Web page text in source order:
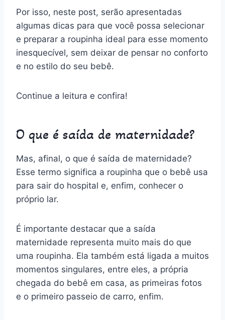
Por isso, neste post, serão apresentadas
algumas dicas para que você possa selecionar
e preparar a roupinha ideal para esse momento
inesquecível, sem deixar de pensar no conforto
e no estilo do seu bebê.
Continue a leitura e confira!
O que é saída de maternidade?
Mas, afinal, o que é saída de maternidade?
Esse termo significa a roupinha que o bebê usa
para sair do hospital e, enfim, conhecer o
próprio lar.
É importante destacar que a saída
maternidade representa muito mais do que
uma roupinha. Ela também está ligada a muitos
momentos singulares, entre eles, a própria
chegada do bebê em casa, as primeiras fotos
e o primeiro passeio de carro, enfim.